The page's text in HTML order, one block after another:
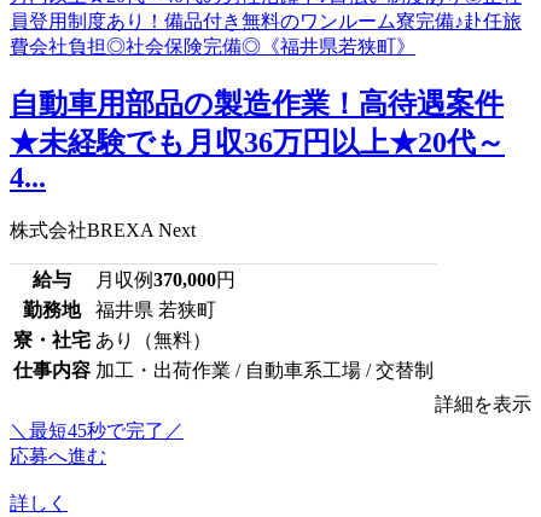
自動車用部品の製造作業！高待遇案件
★未経験でも月収36万円以上★20代～
4...
株式会社BREXA Next
給与 月収例370,000円
勤務地
福井県 若狭町
寮・社宅 あり（無料）
仕事内容 加工・出荷作業 / 自動車系工場 / 交替制
詳細を表示
＼最短45秒で完了／
応募へ進む
詳しく